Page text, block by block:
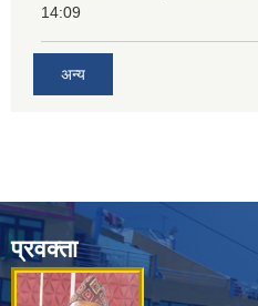
14:09
अन्य
प्रवक्ता